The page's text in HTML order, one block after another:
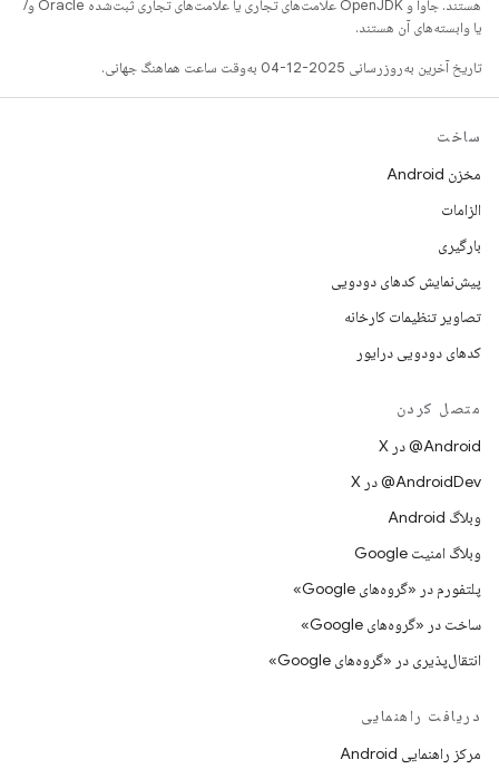
هستند. جاوا و OpenJDK علامت‌های تجاری یا علامت‌های تجاری ثبت‌شده Oracle و/
یا وابسته‌های آن هستند.
تاریخ آخرین به‌روزرسانی 2025-12-04 به‌وقت ساعت هماهنگ جهانی.
ساخت
مخزن Android
الزامات
بارگیری
پیش‌نمایش کدهای دودویی
تصاویر تنظیمات کارخانه
کدهای دودویی درایور
متصل کردن
‫‎@Android در X
‫‎@AndroidDev در X
وبلاگ Android
وبلاگ امنیت Google
پلتفورم در «گروه‌های Google»
ساخت در «گروه‌های Google»
انتقال‌پذیری در «گروه‌های Google»
دریافت راهنمایی
مرکز راهنمایی Android